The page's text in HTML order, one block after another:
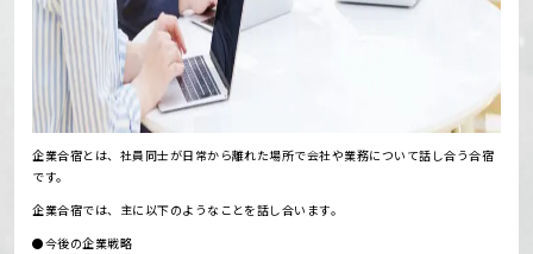
企業合宿とは、社員同士が日常から離れた場所で会社や業務について話し合う合宿
です。
企業合宿では、主に以下のようなことを話し合います。
●今後の企業戦略